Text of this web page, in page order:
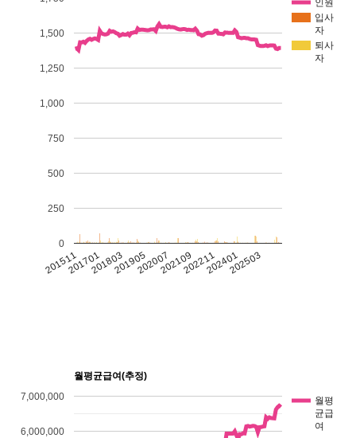
인원
입사
자
퇴사
자
201511201701201803201905202007202109202211202401202503
0
250
500
750
1,000
1,250
1,500
월평균급여(추정)
월평
균급
여
6,000,000
7,000,000